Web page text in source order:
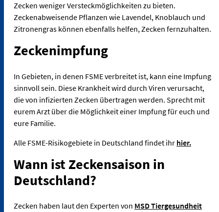
Zecken weniger Versteckmöglichkeiten zu bieten.
Zeckenabweisende Pflanzen wie Lavendel, Knoblauch und
Zitronengras können ebenfalls helfen, Zecken fernzuhalten.
Zeckenimpfung
In Gebieten, in denen FSME verbreitet ist, kann eine Impfung
sinnvoll sein. Diese Krankheit wird durch Viren verursacht,
die von infizierten Zecken übertragen werden. Sprecht mit
eurem Arzt über die Möglichkeit einer Impfung für euch und
eure Familie.
Alle FSME-Risikogebiete in Deutschland findet ihr hier.
Wann ist Zeckensaison in
Deutschland?
Zecken haben laut den Experten von MSD Tiergesundheit